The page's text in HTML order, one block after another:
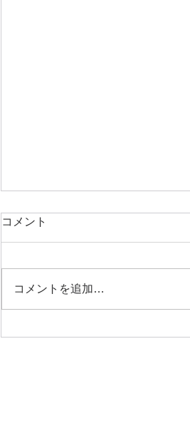
栄養教育論実習
コメント
コメントを追加…